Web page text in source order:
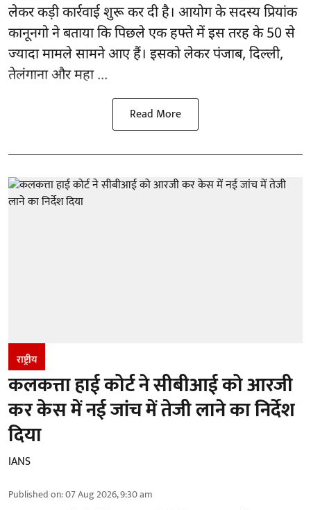
लेकर कड़ी कार्रवाई शुरू कर दी है। आयोग के सदस्य प्रियांक
कानूनगो ने बताया कि पिछले एक हफ्ते में इस तरह के 50 से
ज्यादा मामले सामने आए हैं। इसको लेकर पंजाब, दिल्ली,
तेलंगाना और महा ...
Read More
राष्ट्रीय
कलकत्ता हाई कोर्ट ने सीबीआई को आरजी
कर केस में नई जांच में तेजी लाने का निर्देश
दिया
IANS
Published on:07 Aug 2026, 9:30 am